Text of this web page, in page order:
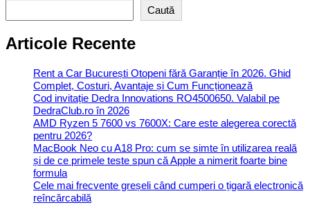
Caută
Articole Recente
Rent a Car București Otopeni fără Garanție în 2026. Ghid
Complet, Costuri, Avantaje și Cum Funcționează
Cod invitație Dedra Innovations RO4500650. Valabil pe
DedraClub.ro în 2026
AMD Ryzen 5 7600 vs 7600X: Care este alegerea corectă
pentru 2026?
MacBook Neo cu A18 Pro: cum se simte în utilizarea reală
și de ce primele teste spun că Apple a nimerit foarte bine
formula
Cele mai frecvente greșeli când cumperi o țigară electronică
reîncărcabilă